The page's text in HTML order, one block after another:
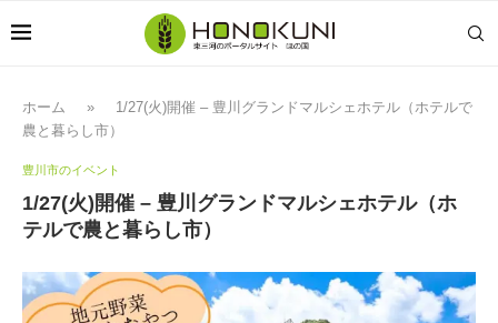
ホーム »
1/27(火)開催 – 豊川グランドマルシェホテル（ホテルで
農と暮らし市）
豊川市のイベント
1/27(火)開催 – 豊川グランドマルシェホテル（ホ
テルで農と暮らし市）